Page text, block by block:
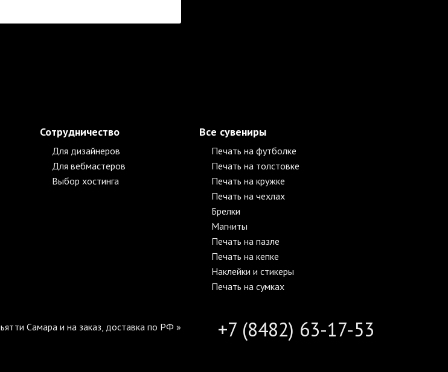
Сотрудничество
Для дизайнеров
Для вебмастеров
Выбор хостинга
Все сувениры
Печать на футболке
Печать на толстовке
Печать на кружке
Печать на чехлах
Брелки
Магниты
Печать на пазле
Печать на кепке
Наклейки и стикеры
Печать на сумках
+7 (8482) 63-17-53
Самара и на заказ, доставка по РФ »